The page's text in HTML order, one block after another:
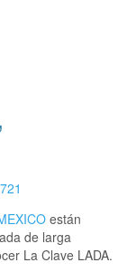
721
están
de larga
La Clave LADA.